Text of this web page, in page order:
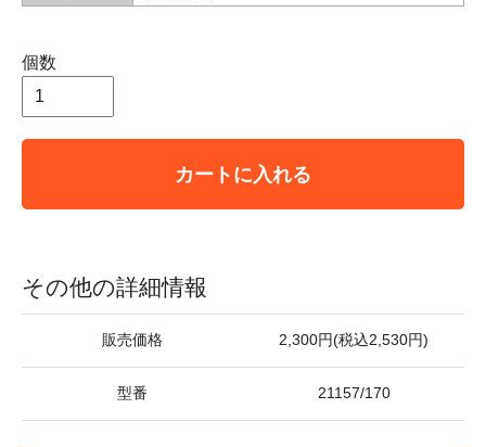
個数
カートに入れる
その他の詳細情報
販売価格 2,300円(税込2,530円)
型番 21157/170